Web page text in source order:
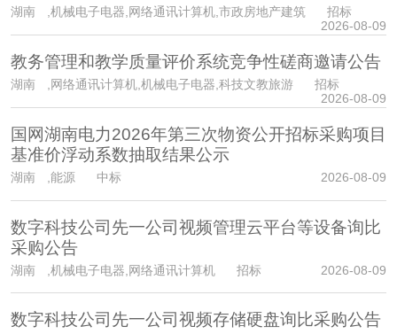
湖南
,机械电子电器,网络通讯计算机,市政房地产建筑 招标
2026-08-09
教务管理和教学质量评价系统竞争性磋商邀请公告
湖南
,网络通讯计算机,机械电子电器,科技文教旅游 招标
2026-08-09
国网湖南电力2026年第三次物资公开招标采购项目
基准价浮动系数抽取结果公示
湖南 ,能源 中标 2026-08-09
数字科技公司先一公司视频管理云平台等设备询比
采购公告
湖南 ,机械电子电器,网络通讯计算机 招标 2026-08-09
数字科技公司先一公司视频存储硬盘询比采购公告